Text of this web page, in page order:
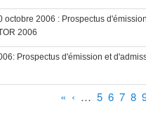
octobre 2006 : Prospectus
2006
Prospectus d'émission et
« ‹ … 5 6 7 8